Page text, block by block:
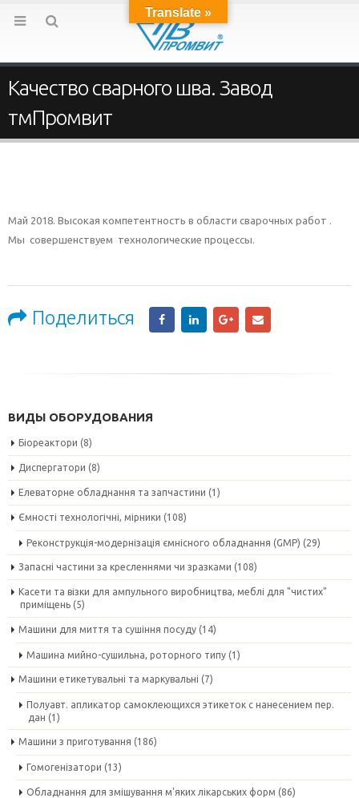
Качество сварного шва. Завод
тмПромвит
Май 2018. Высокая компетентность в области сварочных работ .
Мы совершенствуем технологические процессы.
Поделиться
ВИДЫ ОБОРУДОВАНИЯ
Біореактори (8)
Диспергатори (8)
Елеваторне обладнання та запчастини (1)
Ємності технологічні, мірники (108)
Реконструкція-модернізація ємнісного обладнання (GMP) (29)
Запасні частини за кресленнями чи зразками (108)
Касети та візки для ампульного виробництва, меблі для "чистих"
приміщень (5)
Машини для миття та сушіння посуду (14)
Машина мийно-сушильна, роторного типу (1)
Машини етикетувальні та маркувальні (7)
Полуавт. апликатор самоклеющихся этикеток с нанесением пер.
дан (1)
Машини з приготування (186)
Гомогенізатори (13)
Обладнання для змішування м'яких лікарських форм (86)
Translate »